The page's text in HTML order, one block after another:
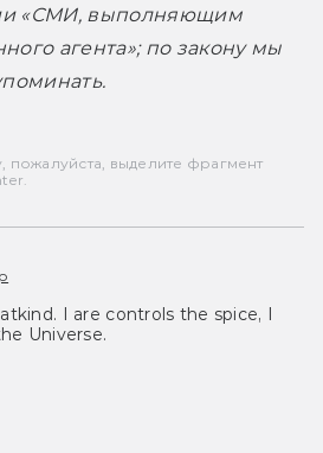
агента»; по закону мы
пожалуйста, выделите фрагмент
I are controls the spice, I
Universe.